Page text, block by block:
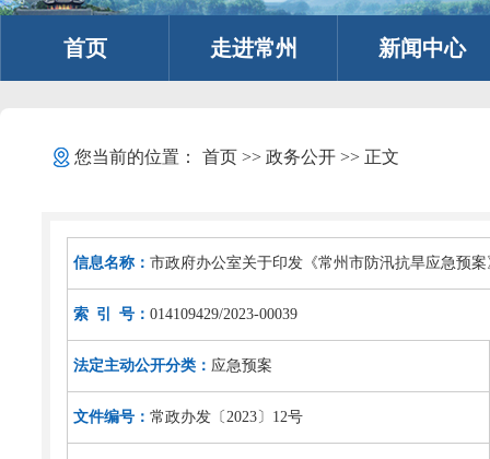
首页 走进常州 新闻中心
您当前的位置： 首页>> 政务公开>> 正文
信息名称： 市政府办公室关于印发《常州市防汛抗旱应急预案
索 引 号： 014109429/2023-00039
法定主动公开分类： 应急预案
文件编号： 常政办发〔2023〕12号